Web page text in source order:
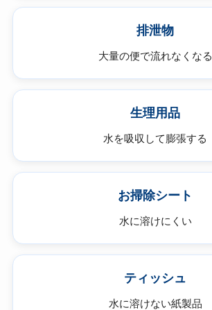
排泄物
大量の便で流れなくなる
生理用品
水を吸収して膨張する
お掃除シート
水に溶けにくい
ティッシュ
水に溶けない紙製品